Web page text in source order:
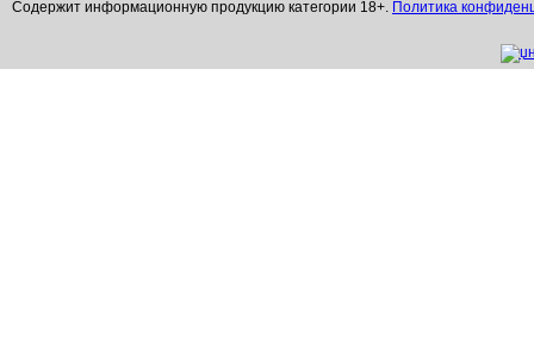
Содержит информационную продукцию категории 18+. Политика